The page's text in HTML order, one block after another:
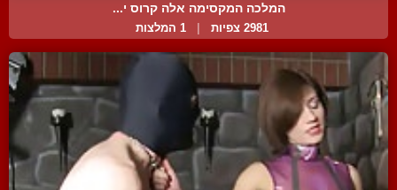
המלכה המקסימה אלה קרוס י...
2981 צפיות 1 המלצות